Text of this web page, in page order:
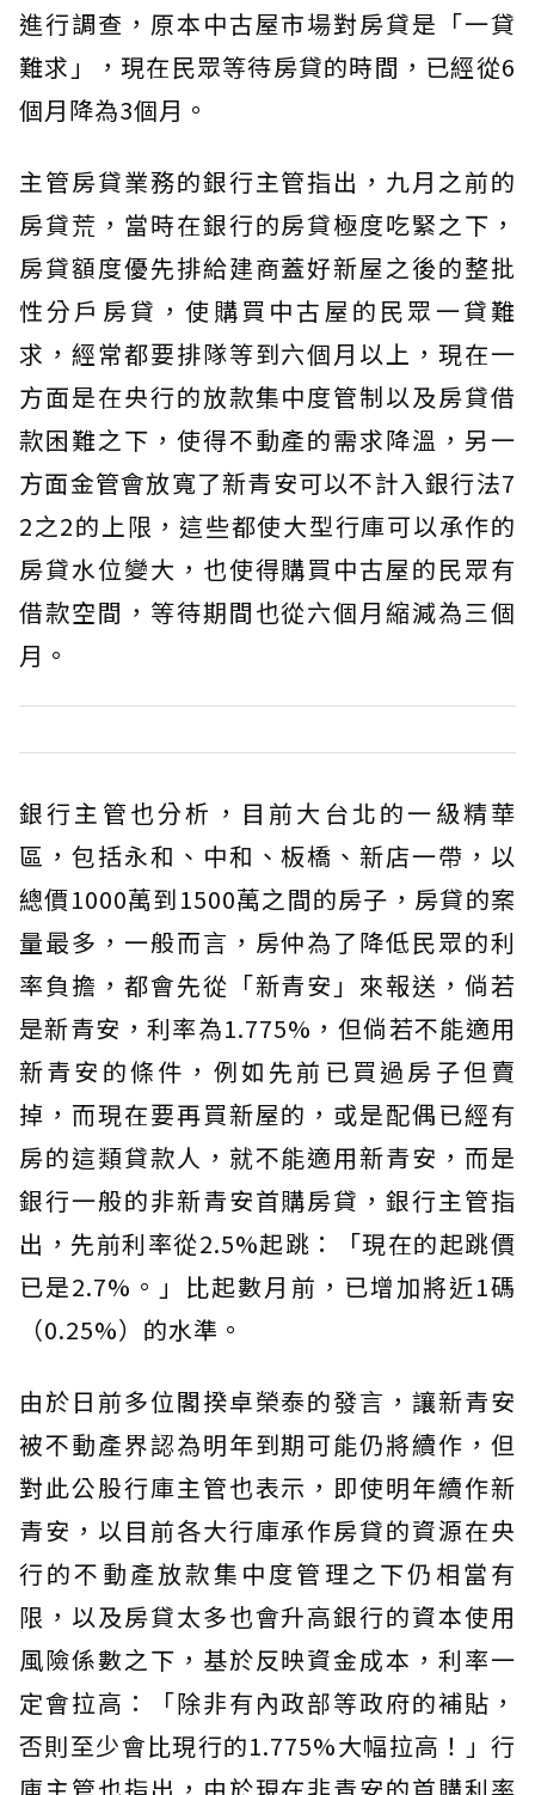
進行調查，原本中古屋市場對房貸是「一貸
難求」，現在民眾等待房貸的時間，已經從6
個月降為3個月。
主管房貸業務的銀行主管指出，九月之前的
房貸荒，當時在銀行的房貸極度吃緊之下，
房貸額度優先排給建商蓋好新屋之後的整批
性分戶房貸，使購買中古屋的民眾一貸難
求，經常都要排隊等到六個月以上，現在一
方面是在央行的放款集中度管制以及房貸借
款困難之下，使得不動產的需求降溫，另一
方面金管會放寬了新青安可以不計入銀行法7
2之2的上限，這些都使大型行庫可以承作的
房貸水位變大，也使得購買中古屋的民眾有
借款空間，等待期間也從六個月縮減為三個
月。
銀行主管也分析，目前大台北的一級精華
區，包括永和、中和、板橋、新店一帶，以
總價1000萬到1500萬之間的房子，房貸的案
量最多，一般而言，房仲為了降低民眾的利
率負擔，都會先從「新青安」來報送，倘若
是新青安，利率為1.775%，但倘若不能適用
新青安的條件，例如先前已買過房子但賣
掉，而現在要再買新屋的，或是配偶已經有
房的這類貸款人，就不能適用新青安，而是
銀行一般的非新青安首購房貸，銀行主管指
出，先前利率從2.5%起跳：「現在的起跳價
已是2.7%。」比起數月前，已增加將近1碼
（0.25%）的水準。
由於日前多位閣揆卓榮泰的發言，讓新青安
被不動產界認為明年到期可能仍將續作，但
對此公股行庫主管也表示，即使明年續作新
青安，以目前各大行庫承作房貸的資源在央
行的不動產放款集中度管理之下仍相當有
限，以及房貸太多也會升高銀行的資本使用
風險係數之下，基於反映資金成本，利率一
定會拉高：「除非有內政部等政府的補貼，
否則至少會比現行的1.775%大幅拉高！」行